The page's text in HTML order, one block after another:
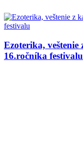
Ezoterika,
16.ročníka festivalu